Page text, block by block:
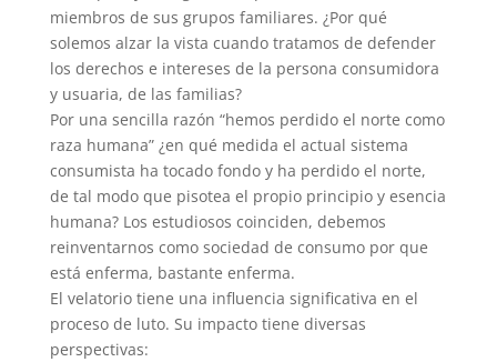
miembros de sus grupos familiares. ¿Por qué
solemos alzar la vista cuando tratamos de defender
los derechos e intereses de la persona consumidora
y usuaria, de las familias?
Por una sencilla razón “hemos perdido el norte como
raza humana” ¿en qué medida el actual sistema
consumista ha tocado fondo y ha perdido el norte,
de tal modo que pisotea el propio principio y esencia
humana? Los estudiosos coinciden, debemos
reinventarnos como sociedad de consumo por que
está enferma, bastante enferma.
El velatorio tiene una influencia significativa en el
proceso de luto. Su impacto tiene diversas
perspectivas: